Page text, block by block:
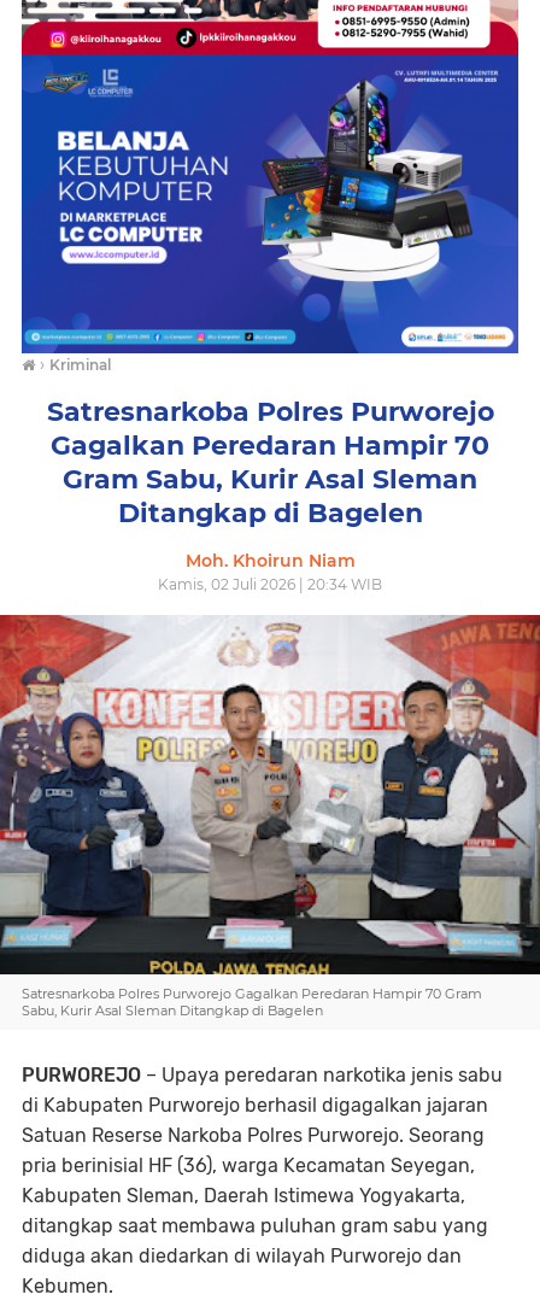
› Kriminal
Satresnarkoba Polres Purworejo
Gagalkan Peredaran Hampir 70
Gram Sabu, Kurir Asal Sleman
Ditangkap di Bagelen
Moh. Khoirun Niam
Kamis, 02 Juli 2026 | 20:34 WIB
Satresnarkoba Polres Purworejo Gagalkan Peredaran Hampir 70 Gram
Sabu, Kurir Asal Sleman Ditangkap di Bagelen
PURWOREJO – Upaya peredaran narkotika jenis sabu
di Kabupaten Purworejo berhasil digagalkan jajaran
Satuan Reserse Narkoba Polres Purworejo. Seorang
pria berinisial HF (36), warga Kecamatan Seyegan,
Kabupaten Sleman, Daerah Istimewa Yogyakarta,
ditangkap saat membawa puluhan gram sabu yang
diduga akan diedarkan di wilayah Purworejo dan
Kebumen.